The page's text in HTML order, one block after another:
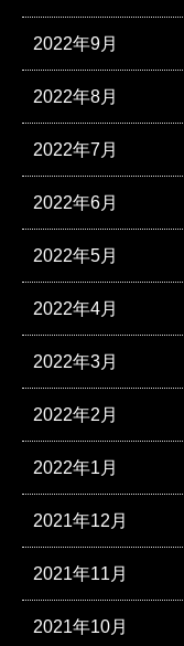
2022年9月
2022年8月
2022年7月
2022年6月
2022年5月
2022年4月
2022年3月
2022年2月
2022年1月
2021年12月
2021年11月
2021年10月